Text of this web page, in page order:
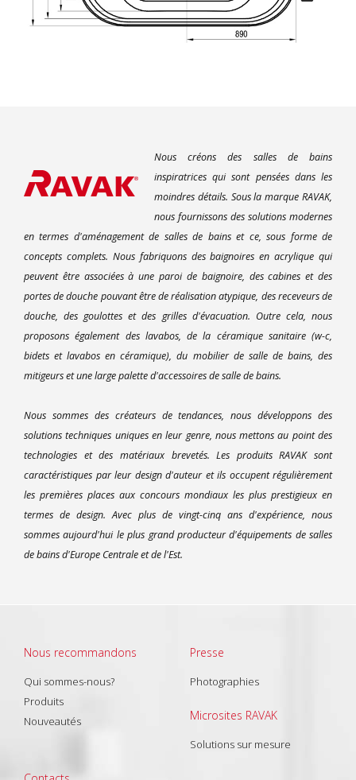
Nous créons des salles de bains
inspiratrices qui sont pensées dans les
moindres détails. Sous la marque RAVAK,
nous fournissons des solutions modernes
en termes d'aménagement de salles de bains et ce, sous forme de
concepts complets. Nous fabriquons des baignoires en acrylique qui
peuvent être associées à une paroi de baignoire, des cabines et des
portes de douche pouvant être de réalisation atypique, des receveurs de
douche, des goulottes et des grilles d'évacuation. Outre cela, nous
proposons également des lavabos, de la céramique sanitaire (w-c,
bidets et lavabos en céramique), du mobilier de salle de bains, des
mitigeurs et une large palette d'accessoires de salle de bains.
Nous sommes des créateurs de tendances, nous développons des
solutions techniques uniques en leur genre, nous mettons au point des
technologies et des matériaux brevetés. Les produits RAVAK sont
caractéristiques par leur design d'auteur et ils occupent régulièrement
les premières places aux concours mondiaux les plus prestigieux en
termes de design. Avec plus de vingt-cinq ans d'expérience, nous
sommes aujourd'hui le plus grand producteur d'équipements de salles
de bains d'Europe Centrale et de l'Est.
Nous recommandons
Qui sommes-nous?
Produits
Nouveautés
Presse
Photographies
Microsites RAVAK
Solutions sur mesure